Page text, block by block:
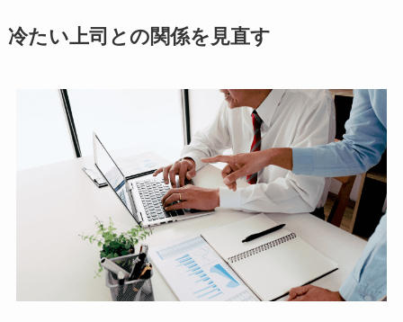
冷たい上司との関係を見直す